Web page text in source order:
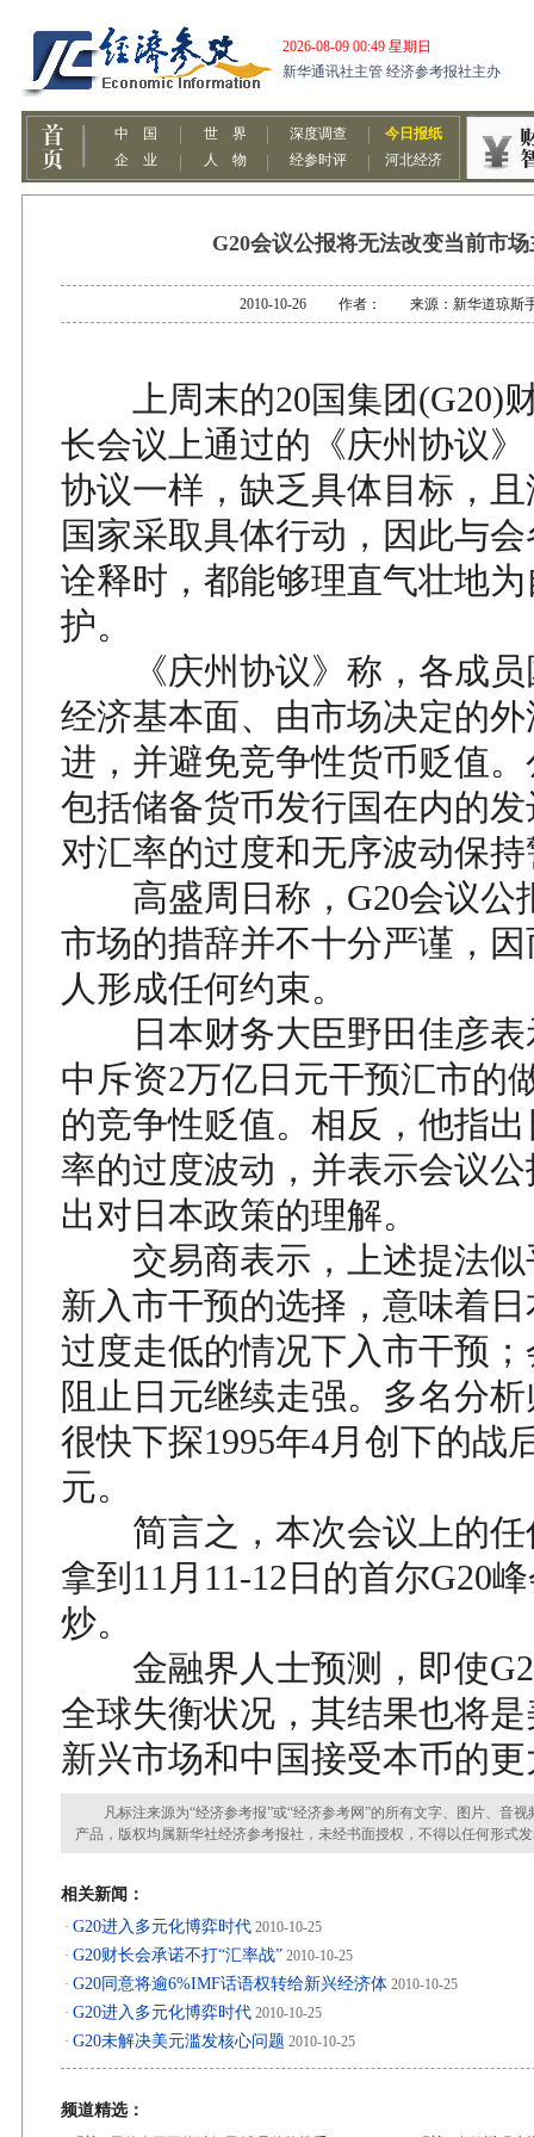
G20会议公报将无法改变当前市
2010-10-26 作者： 来源：新华道琼斯
上周末的20国集团(G20)
长会议上通过的《庆州协议》
协议一样，缺乏具体目标，
国家采取具体行动，因此与
诠释时，都能够理直气壮地
护。
《庆州协议》称，各成员
经济基本面、由市场决定的
进，并避免竞争性货币贬值
包括储备货币发行国在内的
对汇率的过度和无序波动保
高盛周日称，G20会议公
市场的措辞并不十分严谨，
人形成任何约束。
日本财务大臣野田佳彦表
中斥资2万亿日元干预汇市的
的竞争性贬值。相反，他指
率的过度波动，并表示会议
出对日本政策的理解。
交易商表示，上述提法似
新入市干预的选择，意味着
过度走低的情况下入市干预
阻止日元继续走强。多名分
很快下探1995年4月创下的战
元。
简言之，本次会议上的任
拿到11月11-12日的首尔G20
炒。
金融界人士预测，即使
全球失衡状况，其结果也将
新兴市场和中国接受本币的
凡标注来源为“经济参考报”或“经济参考网”的所有文字、图片、音视
产品，版权均属新华社经济参考报社，未经书面授权，不得以任何形式
相关新闻：
· G20进入多元化博弈时代 2010-10-25
· G20财长会承诺不打“汇率战” 2010-10-25
· G20同意将逾6%IMF话语权转给新兴经济体 2010-10-25
· G20进入多元化博弈时代 2010-10-25
· G20未解决美元滥发核心问题 2010-10-25
频道精选：